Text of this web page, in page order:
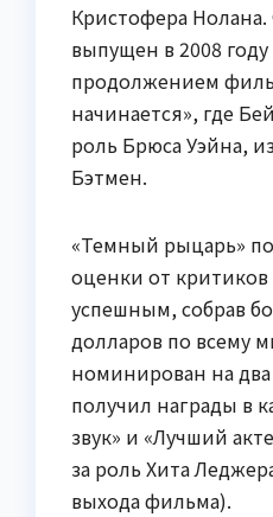
Кристофера
выпущен в 2008 году
продолжением
начинается», где
роль Брюса Уэйна,
Бэтмен.
«Темный рыцарь»
оценки от критиков
успешным, собрав
долларов по всему
номинирован на два
получил награды в
звук» и «Лучший
за роль Хита
выхода фильма).